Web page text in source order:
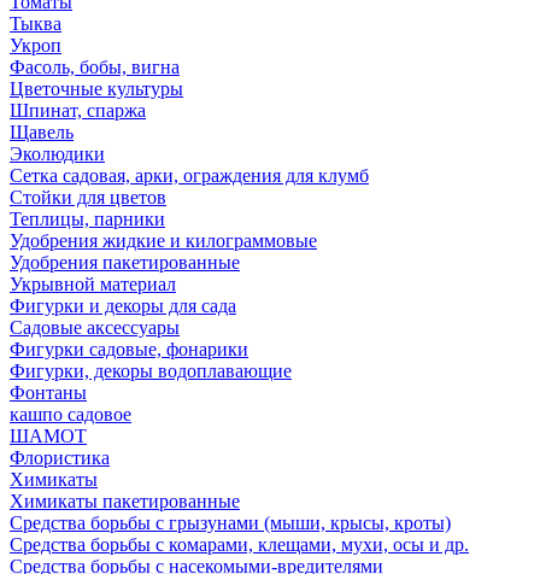
Тыква
Укроп
Фасоль, бобы, вигна
Цветочные культуры
Шпинат, спаржа
Щавель
Эколюдики
Сетка садовая, арки, ограждения для клумб
Стойки для цветов
Теплицы, парники
Удобрения жидкие и килограммовые
Удобрения пакетированные
Укрывной материал
Фигурки и декоры для сада
Садовые аксессуары
Фигурки садовые, фонарики
Фигурки, декоры водоплавающие
Фонтаны
кашпо садовое
ШАМОТ
Флористика
Химикаты
Химикаты пакетированные
Средства борьбы с грызунами (мыши, крысы, кроты)
Средства борьбы с комарами, клещами, мухи, осы и др.
Средства борьбы с насекомыми-вредителями